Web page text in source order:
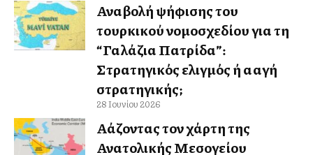
Αναβολή ψήφισης του
τουρκικού νομοσχεδίου για τη
“Γαλάζια Πατρίδα”:
Στρατηγικός ελιγμός ή αλλαγή
στρατηγικής;
28 Ιουνίου 2026
Αλλάζοντας τον χάρτη της
Ανατολικής Μεσογείου